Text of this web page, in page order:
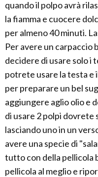
quando il polpo avrà
la fiamma e cuocere
per almeno 40 minuti.
Per avere un carpaccio
decidere di usare solo i
potrete usare la testa e
per preparare un bel
aggiungere aglio olio e
di usare 2 polpi
lasciando uno in un
avere una specie di
tutto con della pellicola
pellicola al meglio e